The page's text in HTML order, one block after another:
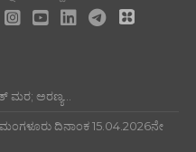
ಮರ; ಅರಣ್ಯ...
ದಿನಾಂಕ 15.04.2026ನೇ